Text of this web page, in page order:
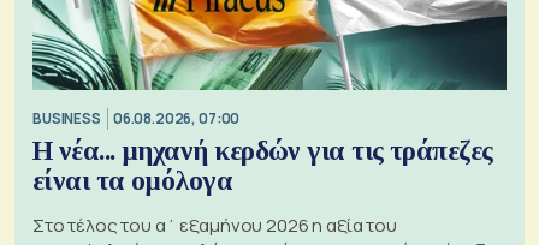
BUSINESS 06.08.2026, 07:00
Η νέα... μηχανή κερδών για τις τράπεζες
είναι τα ομόλογα
Στο τέλος του α΄ εξαμήνου 2026 η αξία του